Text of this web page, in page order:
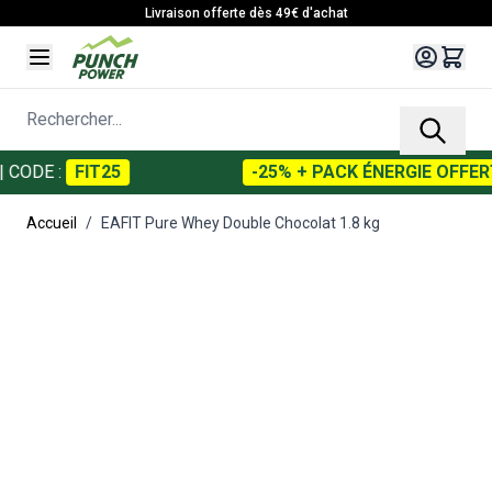
Livraison offerte dès 49€ d'achat
Rechercher...
: FIT25 -25% + PACK ÉNERGIE OFFERT
Accueil / EAFIT Pure Whey Double Chocolat 1.8 kg